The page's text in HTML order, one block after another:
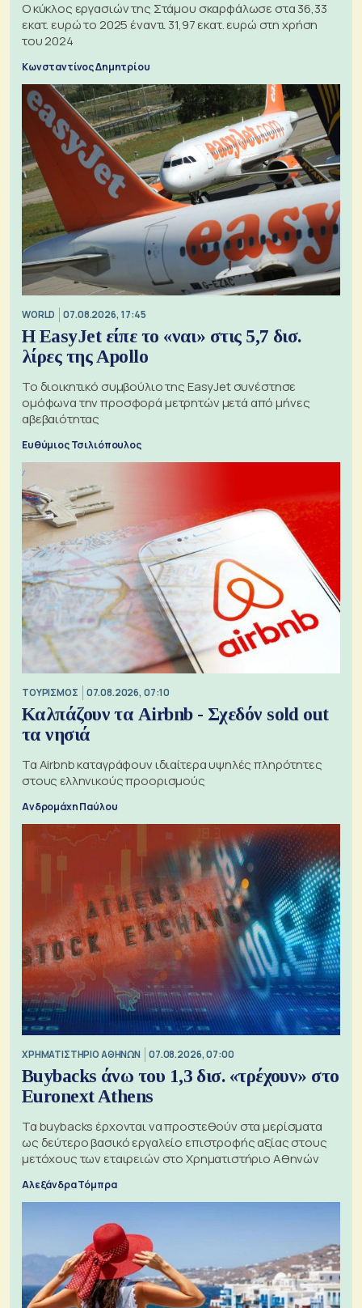
Ο κύκλος εργασιών της Στάμου σκαρφάλωσε στα 36,33
εκατ. ευρώ το 2025 έναντι 31,97 εκατ. ευρώ στη χρήση
του 2024
Κωνσταντίνος Δημητρίου
WORLD 07.08.2026, 17:45
Η EasyJet είπε το «ναι» στις 5,7 δισ.
λίρες της Apollo
Το διοικητικό συμβούλιο της EasyJet συνέστησε
ομόφωνα την προσφορά μετρητών μετά από μήνες
αβεβαιότητας
Ευθύμιος Τσιλιόπουλος
ΤΟΥΡΙΣΜΟΣ 07.08.2026, 07:10
Καλπάζουν τα Airbnb - Σχεδόν sold out
τα νησιά
Τα Airbnb καταγράφουν ιδιαίτερα υψηλές πληρότητες
στους ελληνικούς προορισμούς
Ανδρομάχη Παύλου
XΡΗΜΑΤΙΣΤΗΡΙΟ ΑΘΗΝΩΝ 07.08.2026, 07:00
Buybacks άνω του 1,3 δισ. «τρέχουν» στο
Euronext Athens
Τα buybacks έρχονται να προστεθούν στα μερίσματα
ως δεύτερο βασικό εργαλείο επιστροφής αξίας στους
μετόχους των εταιρειών στο Χρηματιστήριο Αθηνών
Αλεξάνδρα Τόμπρα